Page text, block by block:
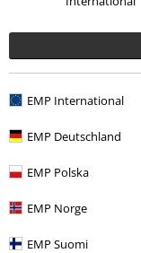
EMP International
EMP Deutschland
EMP Polska
EMP Norge
EMP Suomi